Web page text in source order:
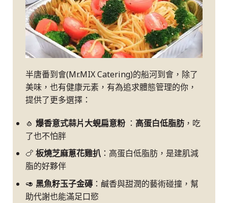
半唐番到會(Mr.MIX Catering)的船河到會，除了
美味，也有健康元素，有為追求體態管理的你，
提供了更多選擇：
🧄 爆香意式蒜片大蜆扁意粉 ： 高蛋白低脂肪 ，吃
了也不怕胖
🍗 板燒芝麻蔥花雞扒 ：高蛋白低脂肪，是建肌減
脂的好夥伴
🥑 黑魚籽玉子金磚 ：鹹香與甜潤的藝術碰撞，幫
助代謝也能滿足口慾